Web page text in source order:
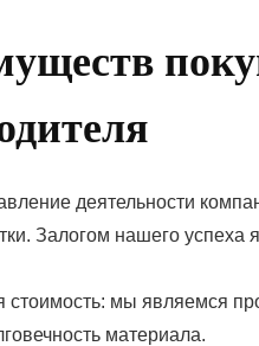
деятельности
Залогом нашего успеха
мы являемся
материала.